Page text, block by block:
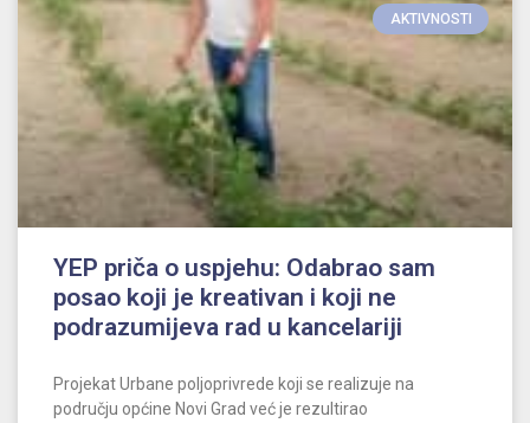
AKTIVNOSTI
YEP priča o uspjehu: Odabrao sam
posao koji je kreativan i koji ne
podrazumijeva rad u kancelariji
Projekat Urbane poljoprivrede koji se realizuje na
području općine Novi Grad već je rezultirao